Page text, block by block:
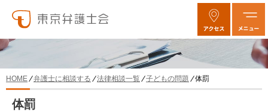
HOME 弁護士に相談する 法律相談一覧 子どもの問題 体罰
体罰